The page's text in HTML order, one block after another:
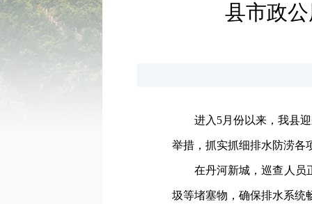
县市政
进入5月份以来，我县
举措，抓实抓细排水防涝各
在丹河新城，巡查人员
圾等堵塞物，确保排水系统